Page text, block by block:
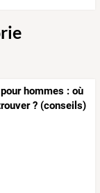
hommes : où
? (conseils)